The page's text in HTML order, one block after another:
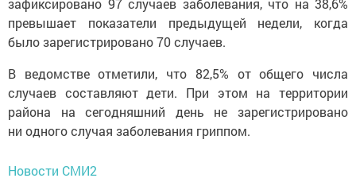
зафиксировано 97 случаев заболевания, что на 38,6%
превышает показатели предыдущей недели, когда
было зарегистрировано 70 случаев.
В ведомстве отметили, что 82,5% от общего числа
случаев составляют дети. При этом на территории
района на сегодняшний день не зарегистрировано
ни одного случая заболевания гриппом.
Новости СМИ2